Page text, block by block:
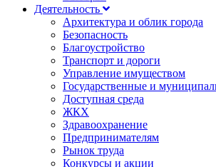
Деятельность
Архитектура и облик города
Безопасность
Благоустройство
Транспорт и дороги
Управление имуществом
Государственные и
Доступная среда
ЖКХ
Здравоохранение
Предпринимателям
Рынок труда
Конкурсы и акции